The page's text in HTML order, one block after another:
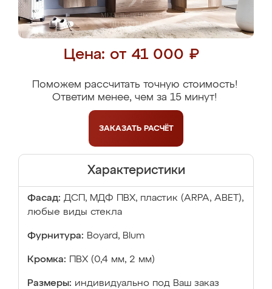
Цена: от 41 000 ₽
Поможем рассчитать точную стоимость!
Ответим менее, чем за 15 минут!
ЗАКАЗАТЬ РАСЧЁТ
Характеристики
Фасад: ДСП, МДФ ПВХ, пластик (ARPA, ABET),
любые виды стекла
Фурнитура: Boyard, Blum
Кромка: ПВХ (0,4 мм, 2 мм)
Размеры: индивидуально под Ваш заказ